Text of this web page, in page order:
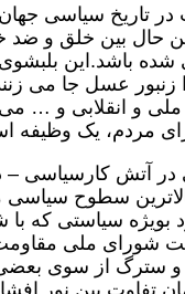
تاریخ سیاسی
حال بین خلق و
باشد.این
زنبور عسل جا می
و انقلابی و … می
مردم، یک وظیفه
آتش کارسیاسی –
سطوح سیاسی
بویژه سیاستی که
شورای ملی
سترگ از سوی
تفاوت بین نور